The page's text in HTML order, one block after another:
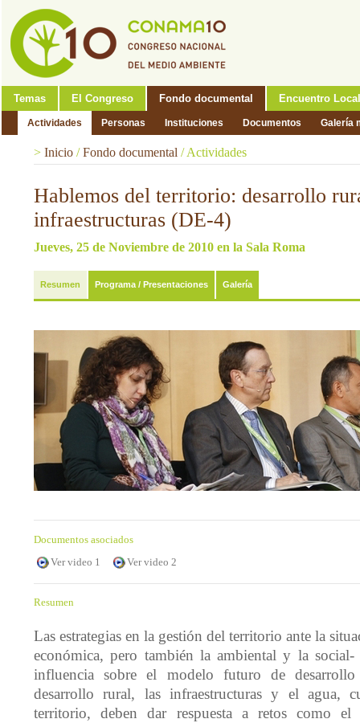
Temas El Congreso Fondo documental Encuentro Local
Actividades Personas Instituciones Documentos Galería
> Inicio /Fondo documental / Actividades
Hablemos del territorio: desarrollo
infraestructuras (DE-4)
Jueves, 25 de Noviembre de 2010 en la Sala Roma
Resumen Programa / Presentaciones Galería
Documentos asociados
Ver video 1
Ver video 2
Resumen
Las estrategias en la gestión del territorio ante la
económica, pero también la ambiental y la
influencia sobre el modelo futuro de
desarrollo rural, las infraestructuras y el agua,
territorio, deben dar respuesta a retos como